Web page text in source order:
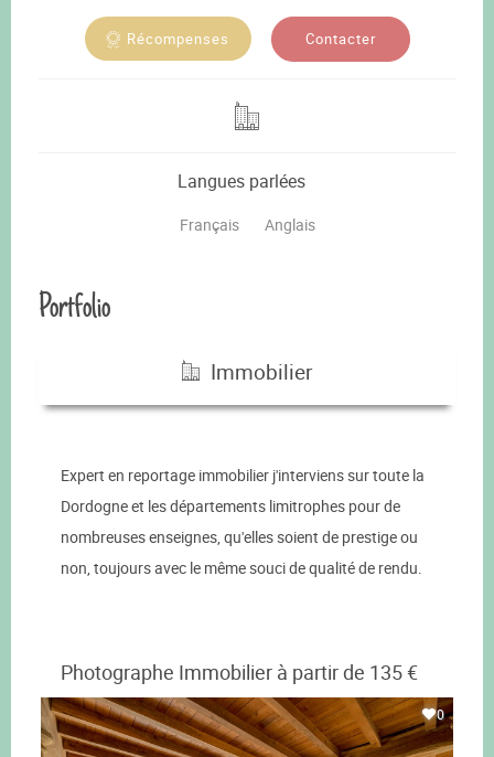
Récompenses Contacter
Langues parlées
Français Anglais
Portfolio
Immobilier
Expert en reportage immobilier j'interviens sur toute la
Dordogne et les départements limitrophes pour de
nombreuses enseignes, qu'elles soient de prestige ou
non, toujours avec le même souci de qualité de rendu.
Photographe Immobilier à partir de 135 €
0